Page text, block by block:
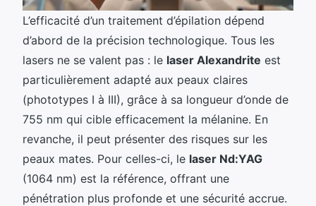
L’efficacité d’un traitement d’épilation dépend
d’abord de la précision technologique. Tous les
lasers ne se valent pas : le laser Alexandrite est
particulièrement adapté aux peaux claires
(phototypes I à III), grâce à sa longueur d’onde de
755 nm qui cible efficacement la mélanine. En
revanche, il peut présenter des risques sur les
peaux mates. Pour celles-ci, le laser Nd:YAG
(1064 nm) est la référence, offrant une
pénétration plus profonde et une sécurité accrue.